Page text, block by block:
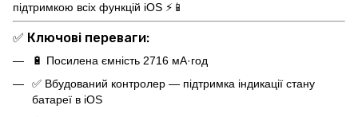
підтримкою всіх функцій iOS ⚡📱
✅ Ключові переваги:
🔋 Посилена ємність 2716 мА·год
✅ Вбудований контролер — підтримка індикації стану
батареї в iOS